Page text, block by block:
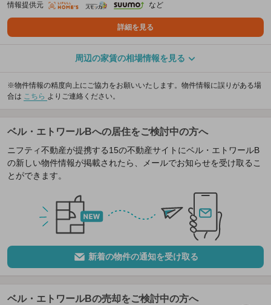
情報提供元
など
詳細を見る
周辺の家賃の相場情報を見る
※物件情報の精度向上にご協力をお願いいたします。物件情報に誤りがある場
合は こちら よりご連絡ください。
ベル・エトワールBへの居住をご検討中の方へ
ニフティ不動産が提携する15の不動産サイトにベル・エトワールB
の新しい物件情報が掲載されたら、メールでお知らせを受け取るこ
とができます。
新着の物件の通知を受け取る
ベル・エトワールBの売却をご検討中の方へ